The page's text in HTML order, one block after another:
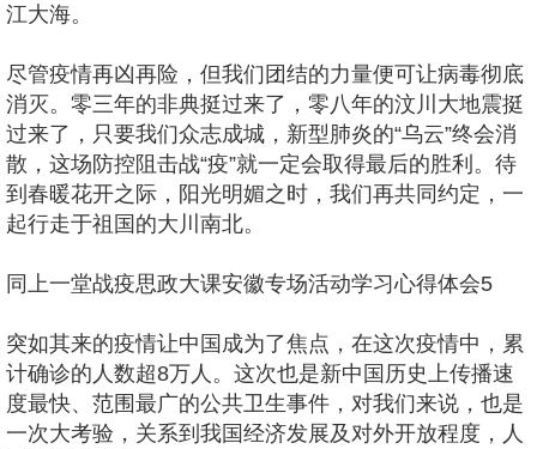
江大海。
尽管疫情再凶再险，但我们团结的力量便可让病毒彻底
消灭。零三年的非典挺过来了，零八年的汶川大地震挺
过来了，只要我们众志成城，新型肺炎的“乌云”终会消
散，这场防控阻击战“疫”就一定会取得最后的胜利。待
到春暖花开之际，阳光明媚之时，我们再共同约定，一
起行走于祖国的大川南北。
同上一堂战疫思政大课安徽专场活动学习心得体会5
突如其来的疫情让中国成为了焦点，在这次疫情中，累
计确诊的人数超8万人。这次也是新中国历史上传播速
度最快、范围最广的公共卫生事件，对我们来说，也是
一次大考验，关系到我国经济发展及对外开放程度，人